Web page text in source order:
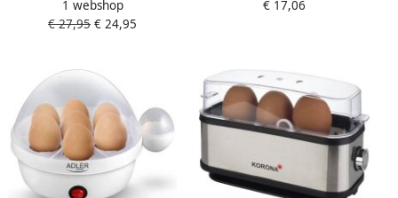
Elektrische Eierkoker 7
eieren Ideaal voor Pasen
1 webshop
€ 27,95 € 24,95
Transparant
€ 17,06